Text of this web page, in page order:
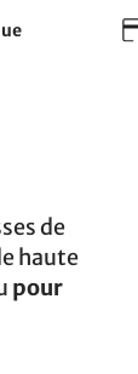
de
haute
pour